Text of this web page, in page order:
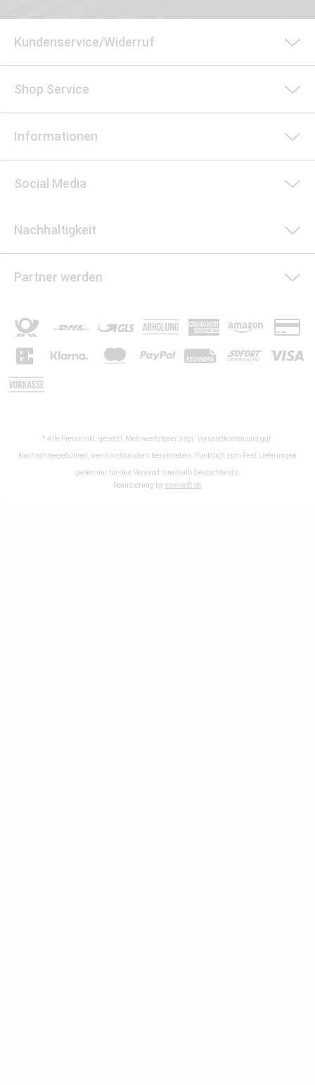
Kundenservice/Widerruf
Shop Service
Informationen
Social Media
Nachhaltigkeit
Partner werden
* Alle Preise inkl. gesetzl. Mehrwertsteuer zzgl. Versandkosten und ggf.
Nachnahmegebühren, wenn nicht anders beschrieben. Pünktlich zum Fest Lieferungen
gelten nur für den Versand innerhalb Deutschlands.
Realisierung by sewisoft.de